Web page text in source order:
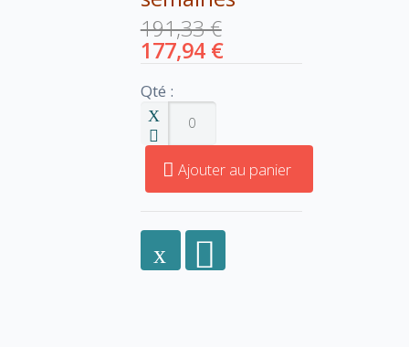
191,33 €
177,94 €
Qté :
Ajouter au panier